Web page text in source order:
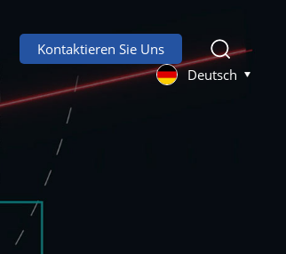
Kontaktieren Sie Uns
Deutsch